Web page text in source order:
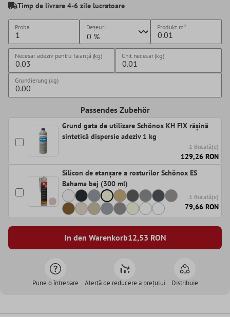
Timp de livrare 4-6 zile lucratoare
Proba Deșeuri Produkt m²
Necesar adeziv pentru faianță (kg) Chit necesar (kg)
Grundierung (kg)
Passendes Zubehör
Grund gata de utilizare Schönox KH FIX rășină
sintetică dispersie adeziv 1 kg
1 Bucată(e)
129,26 RON
Silicon de etanșare a rosturilor Schönox ES
Bahama bej (300 ml)
1 Bucată(e)
79,66 RON
In den Warenkorb12,53 RON
Pune o întrebare Alertă de reducere a prețului Distribuie